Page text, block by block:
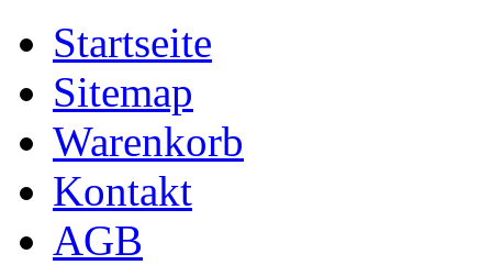
Startseite
Sitemap
Warenkorb
Kontakt
AGB